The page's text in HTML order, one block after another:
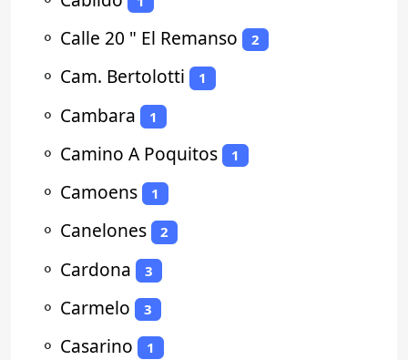
⚬ Calle 20 " El Remanso 2
⚬ Cam. Bertolotti 1
⚬ Cambara 1
⚬ Camino A Poquitos 1
⚬ Camoens 1
⚬ Canelones 2
⚬ Cardona 3
⚬ Carmelo 3
⚬ Casarino 1